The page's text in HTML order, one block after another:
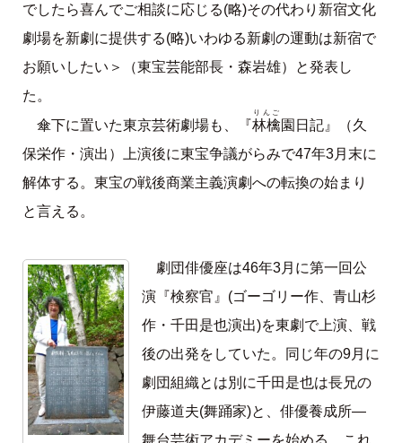
でしたら喜んでご相談に応じる(略)その代わり新宿文化
劇場を新劇に提供する(略)いわゆる新劇の運動は新宿で
お願いしたい＞（東宝芸能部長・森岩雄）と発表し
た。
傘下に置いた東京芸術劇場も、『林檎
りんご
園日記』（久
保栄作・演出）上演後に東宝争議がらみで47年3月末に
解体する。東宝の戦後商業主義演劇への転換の始まり
と言える。
劇団俳優座は46年3月に第一回公
演『検察官』(ゴーゴリー作、青山杉
作・千田是也演出)を東劇で上演、戦
後の出発をしていた。同じ年の9月に
劇団組織とは別に千田是也は長兄の
伊藤道夫(舞踊家)と、俳優養成所―